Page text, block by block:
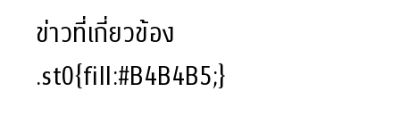
ข่าวที่เกี่ยวข้อง
.st0{fill:#B4B4B5;}